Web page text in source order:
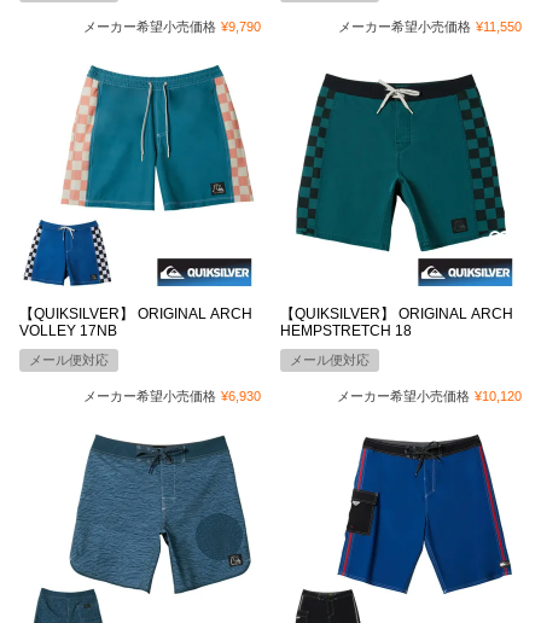
メーカー希望小売価格 ¥9,790 メーカー希望小売価格 ¥11,550
【QUIKSILVER】 ORIGINAL ARCH
VOLLEY 17NB
メール便対応
メーカー希望小売価格 ¥6,930
【QUIKSILVER】 ORIGINAL ARCH
HEMPSTRETCH 18
メール便対応
メーカー希望小売価格 ¥10,120